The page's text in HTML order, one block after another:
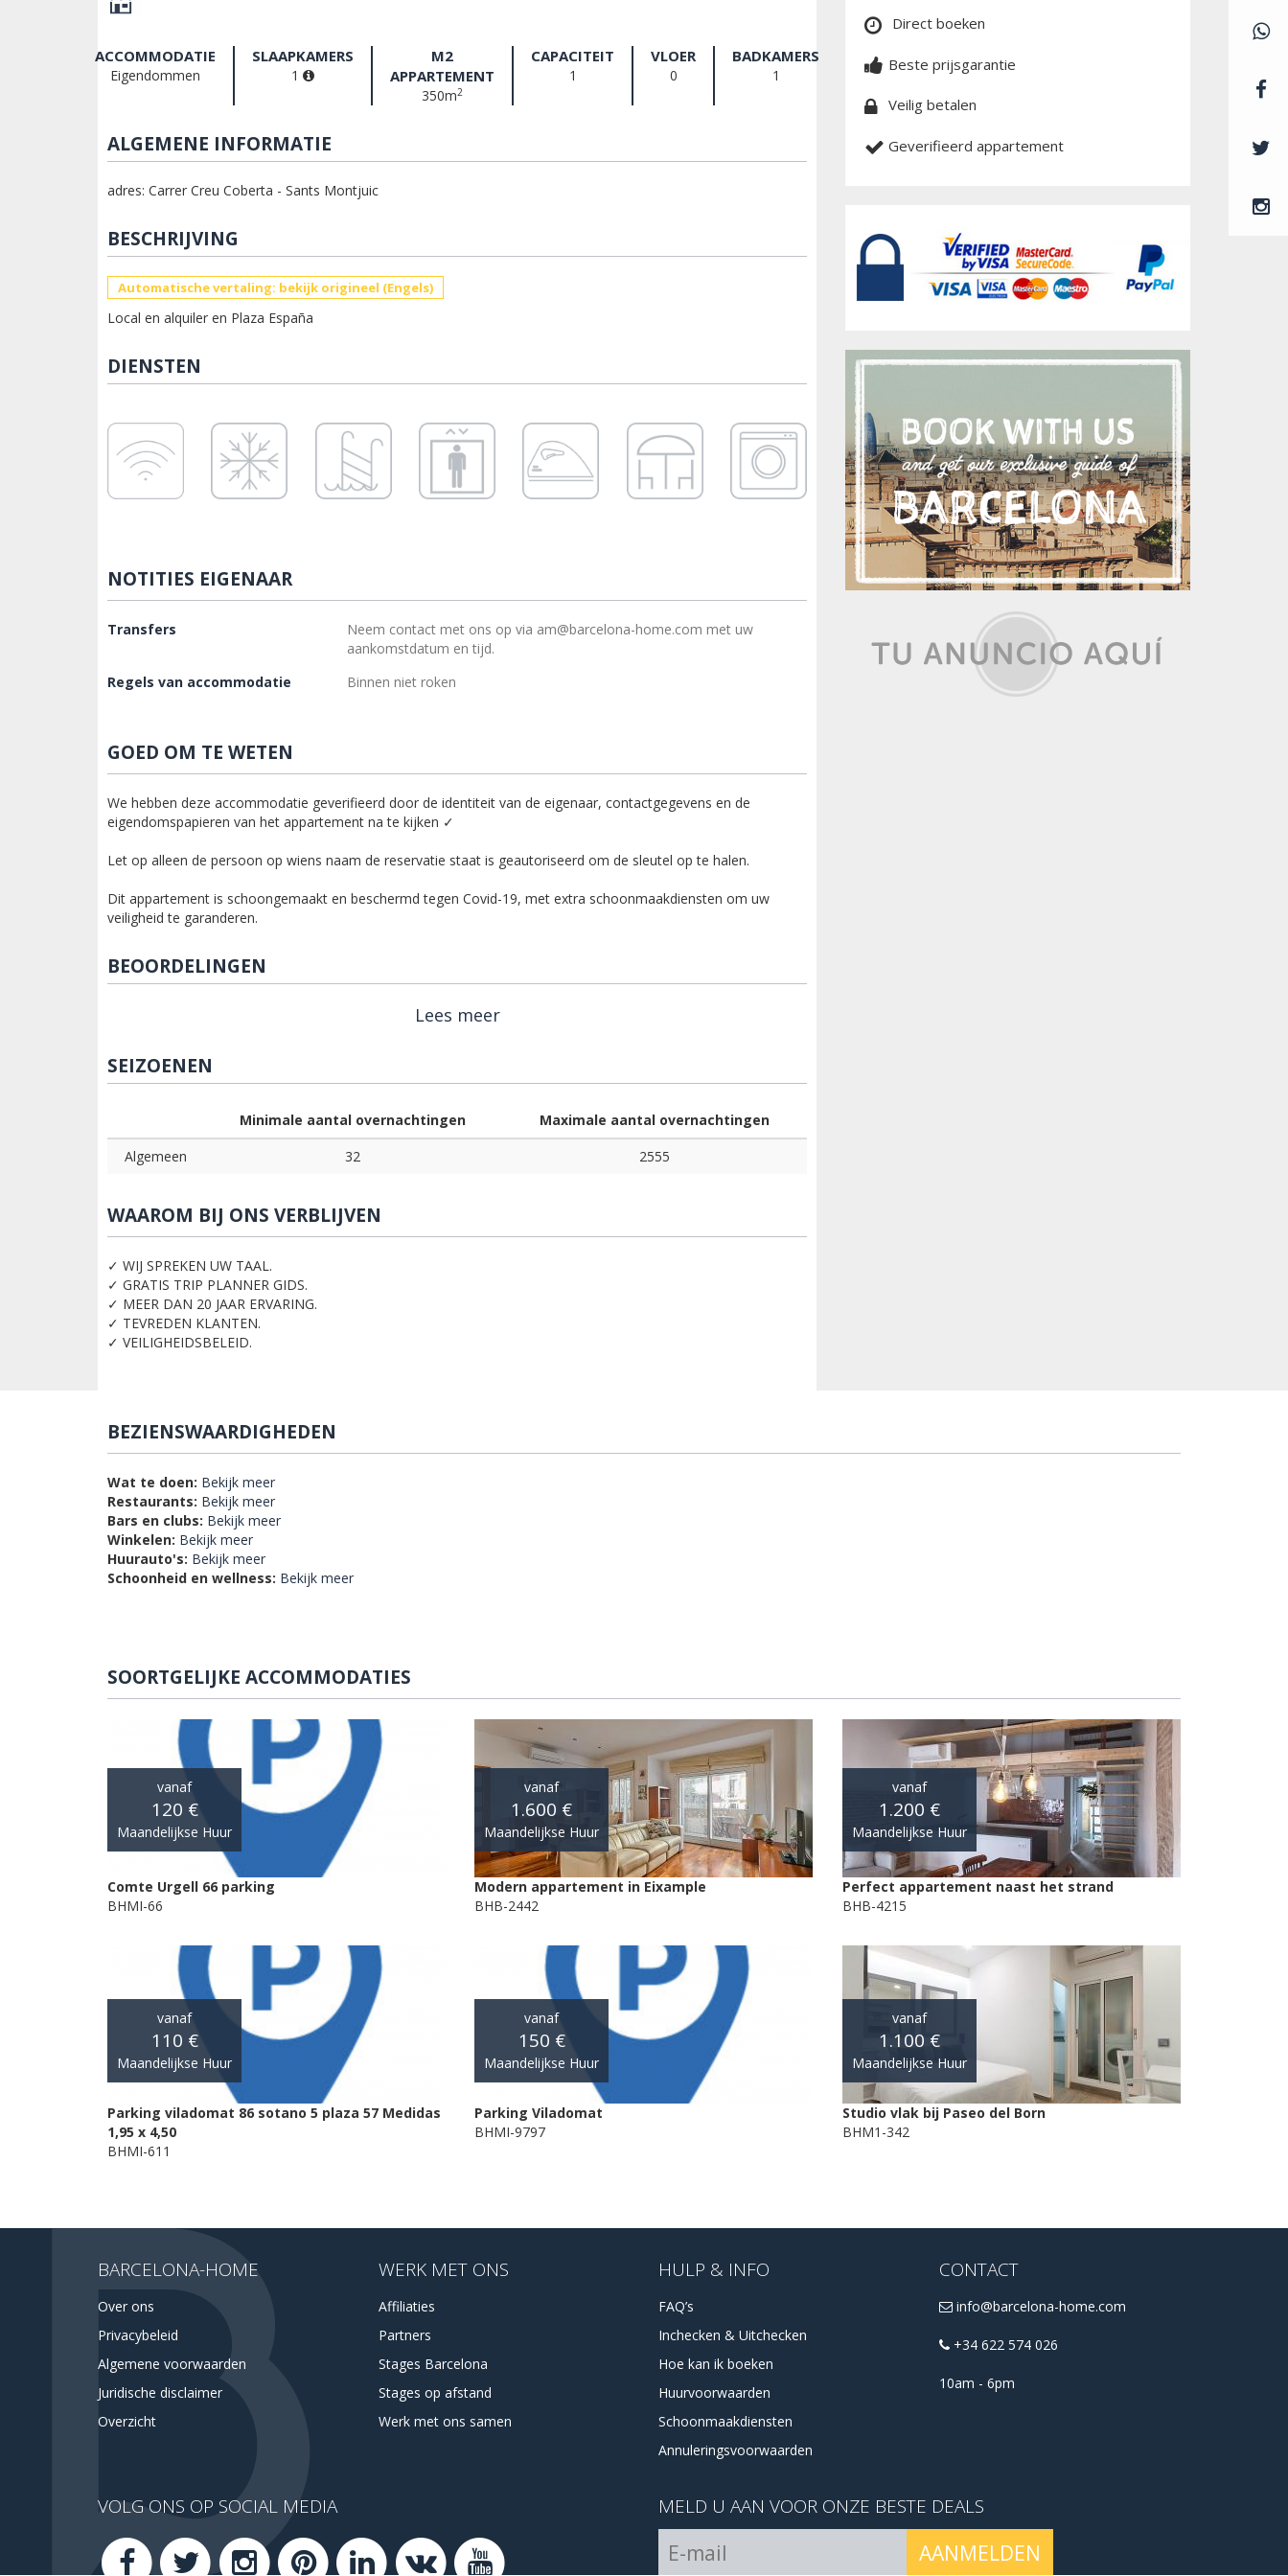
Direct boeken
Beste prijsgarantie
Veilig betalen
Geverifieerd appartement
ACCOMMODATIE
Eigendommen
SLAAPKAMERS
1
M2
APPARTEMENT
350m2
CAPACITEIT
1
VLOER
0
BADKAMERS
1
ALGEMENE INFORMATIE
adres: Carrer Creu Coberta - Sants Montjuic
BESCHRIJVING
Automatische vertaling: bekijk origineel (Engels)
Local en alquiler en Plaza España
DIENSTEN
NOTITIES EIGENAAR
Transfers
Neem contact met ons op via am@barcelona-home.com met uw
aankomstdatum en tijd.
Regels van accommodatie
Binnen niet roken
GOED OM TE WETEN
We hebben deze accommodatie geverifieerd door de identiteit van de eigenaar, contactgegevens en de
eigendomspapieren van het appartement na te kijken ✓
Let op alleen de persoon op wiens naam de reservatie staat is geautoriseerd om de sleutel op te halen.
Dit appartement is schoongemaakt en beschermd tegen Covid-19, met extra schoonmaakdiensten om uw
veiligheid te garanderen.
BEOORDELINGEN
Lees meer
SEIZOENEN
Minimale aantal overnachtingen
Maximale aantal overnachtingen
Algemeen
32 2555
WAAROM BIJ ONS VERBLIJVEN
✓ WIJ SPREKEN UW TAAL.
✓ GRATIS TRIP PLANNER GIDS.
✓ MEER DAN 20 JAAR ERVARING.
✓ TEVREDEN KLANTEN.
✓ VEILIGHEIDSBELEID.
BEZIENSWAARDIGHEDEN
Wat te doen: Bekijk meer
Restaurants: Bekijk meer
Bars en clubs: Bekijk meer
Winkelen: Bekijk meer
Huurauto's: Bekijk meer
Schoonheid en wellness: Bekijk meer
SOORTGELIJKE ACCOMMODATIES
vanaf
120 €
Maandelijkse Huur
Comte Urgell 66 parking
BHMI-66
vanaf
1.600 €
Maandelijkse Huur
Modern appartement in Eixample
BHB-2442
vanaf
1.200 €
Maandelijkse Huur
Perfect appartement naast het strand
BHB-4215
vanaf
110 €
Maandelijkse Huur
Parking viladomat 86 sotano 5 plaza 57 Medidas
1,95 x 4,50
BHMI-611
vanaf
150 €
Maandelijkse Huur
Parking Viladomat
BHMI-9797
vanaf
1.100 €
Maandelijkse Huur
Studio vlak bij Paseo del Born
BHM1-342
BARCELONA-HOME
Over ons
Privacybeleid
Algemene voorwaarden
Juridische disclaimer
Overzicht
WERK MET ONS
Affiliaties
Partners
Stages Barcelona
Stages op afstand
Werk met ons samen
HULP & INFO
FAQ’s
Inchecken & Uitchecken
Hoe kan ik boeken
Huurvoorwaarden
Schoonmaakdiensten
Annuleringsvoorwaarden
CONTACT
info@barcelona-home.com
+34 622 574 026
10am - 6pm
VOLG ONS OP SOCIAL MEDIA MELD U AAN VOOR ONZE BESTE DEALS
AANMELDEN